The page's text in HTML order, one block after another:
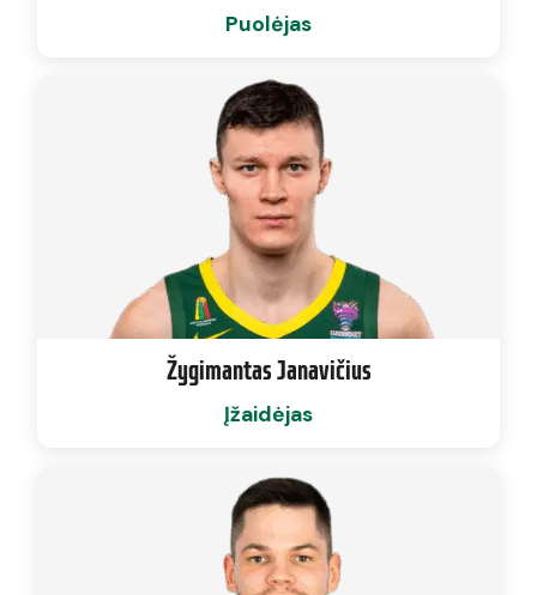
Puolėjas
Žygimantas Janavičius
Įžaidėjas